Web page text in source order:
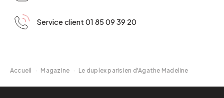
Service client 01 85 09 39 20
Accueil · Magazine · Le duplex parisien d'Agathe Madeline